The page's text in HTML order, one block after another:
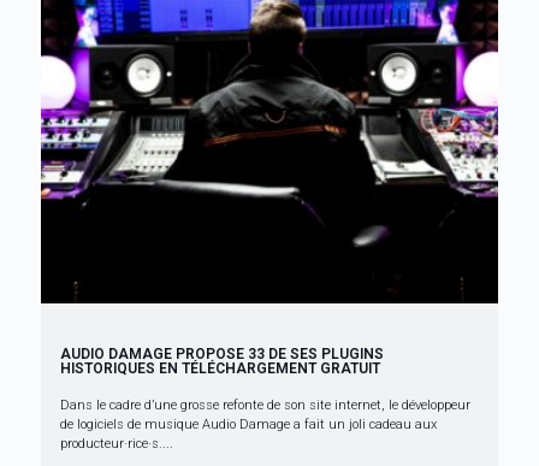
AUDIO DAMAGE PROPOSE 33 DE SES PLUGINS
HISTORIQUES EN TÉLÉCHARGEMENT GRATUIT
Dans le cadre d’une grosse refonte de son site internet, le développeur
de logiciels de musique Audio Damage a fait un joli cadeau aux
producteur·rice·s....